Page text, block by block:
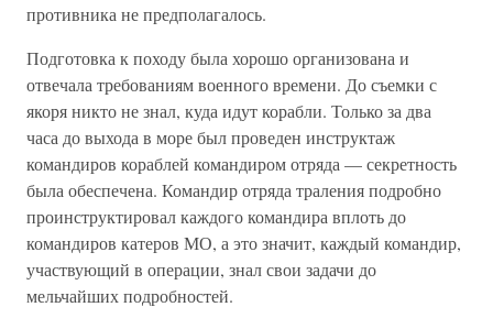
противника не предполагалось.
Подготовка к походу была хорошо организована и
отвечала требованиям военного времени. До съемки с
якоря никто не знал, куда идут корабли. Только за два
часа до выхода в море был проведен инструктаж
командиров кораблей командиром отряда — секретность
была обеспечена. Командир отряда траления подробно
проинструктировал каждого командира вплоть до
командиров катеров МО, а это значит, каждый командир,
участвующий в операции, знал свои задачи до
мельчайших подробностей.